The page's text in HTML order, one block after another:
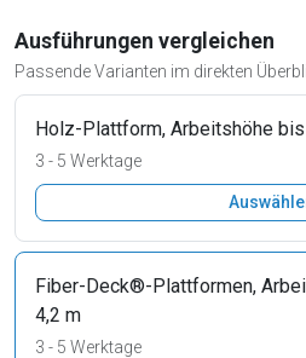
Ausführungen vergleichen
Passende Varianten im direkten
Holz-Plattform, Arbeitshöhe
3 - 5 Werktage
Fiber-Deck®-Plattformen,
4,2 m
3 - 5 Werktage